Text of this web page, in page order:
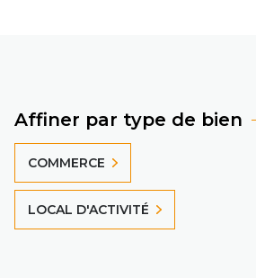
Affiner par type de bien
COMMERCE
LOCAL D'ACTIVITÉ